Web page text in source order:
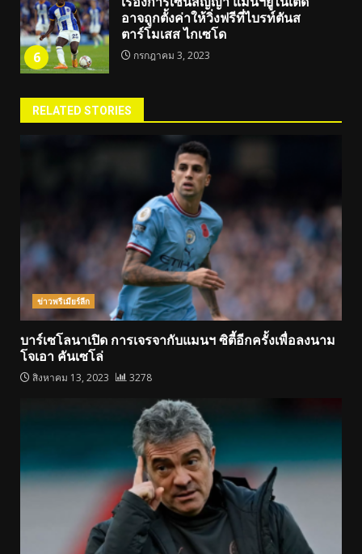
6
อาจถูกตั้งค่าให้วิ่งฟรีที่ไบรท์ตันส
ตาร์โมเสส ไกเซโด
กรกฎาคม 3, 2023
RELATED STORIES
ข่าวพรีเมียร์ลีก
บาร์เซโลนาเปิด การเจรจากับแมนฯ ซิตี้อีกครั้งเพื่อลงนาม
โจเอา คันเซโล่
สิงหาคม 13, 2023 3278